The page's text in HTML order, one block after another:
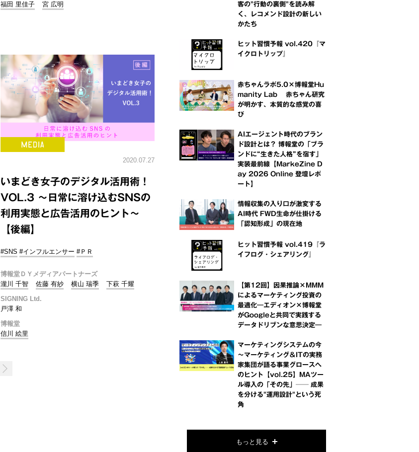
福田 里佳子
宮 広明
2020.07.27
いまどき女子のデジタル活用術！
VOL.3 ～日常に溶け込むSNSの
利用実態と広告活用のヒント～
【後編】
#SNS #インフルエンサー #ＰＲ
博報堂ＤＹメディアパートナーズ
瀧川 千智
佐藤 有紗 横山 瑞季
下萩 千耀
SIGNING Ltd.
戸澤 和
博報堂
信川 絵里
客の"行動の裏側"を読み解
く、レコメンド設計の新しい
かたち
ヒット習慣予報 vol.420『マ
イクロトリップ』
赤ちゃんラボ5.0×博報堂Hu
manity Lab 赤ちゃん研究
が明かす、本質的な感覚の喜
び
AIエージェント時代のブラン
ド設計とは？ 博報堂の「ブラ
ンドに“生きた人格”を宿す」
実装最前線【MarkeZine D
ay 2026 Online 登壇レポ
ート】
情報収集の入り口が激変する
AI時代 FWD生命が仕掛ける
「認知形成」の現在地
ヒット習慣予報 vol.419『ラ
イフログ・シェアリング』
【第12回】因果推論×MMM
によるマーケティング投資の
最適化―エディオン×博報堂
がGoogleと共同で実践する
データドリブンな意思決定―
マーケティングシステムの今
～マーケティング＆ITの実務
家集団が語る事業グロースへ
のヒント【vol.25】MAツー
ル導入の「その先」── 成果
を分ける"運用設計"という死
角
もっと見る